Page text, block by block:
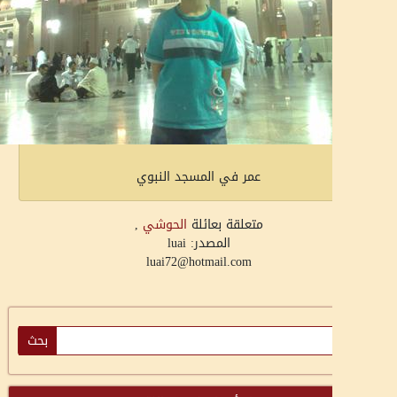
عمر في المسجد النبوي
متعلقة بعائلةالحوشي,
luai72@hotmail.com